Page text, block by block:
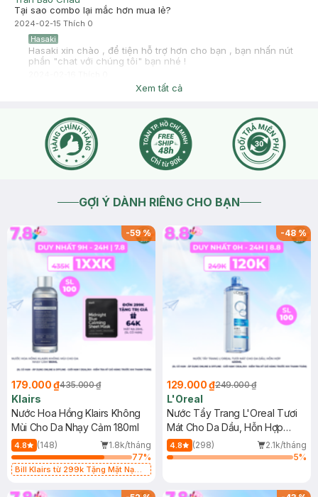
Tại sao combo lại mắc hơn mua lẻ?
2024-02-15 Thích 0
Hasaki
Hasaki xin chào , để tiện hỗ trợ hơn cho bạn , bạn nhấn nút
phần "chat với chúng tôi" bạn nhé !
Xem tất cả
GỢI Ý DÀNH RIÊNG CHO BẠN
-59%
179.000 ₫435.000 ₫
Klairs
Nước Hoa Hồng Klairs Không
Mùi Cho Da Nhạy Cảm 180ml
4.8 (148)
1.8k/tháng
77%
Bill Klairs từ 299k Tặng Mặt Nạ
25ml (SL Có Hạn)
-48%
129.000 ₫249.000 ₫
L'Oreal
Nước Tẩy Trang L'Oreal Tươi
Mát Cho Da Dầu, Hỗn Hợp
400ml
4.8 (298)
2.1k/tháng
5%